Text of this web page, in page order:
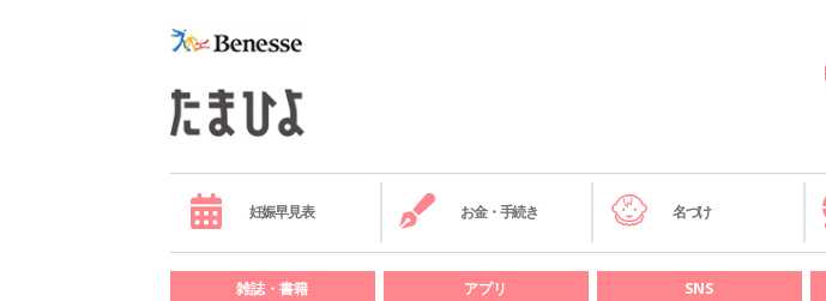
妊娠早見表 お金・手続き 名づけ
雑誌・書籍 アプリ SNS